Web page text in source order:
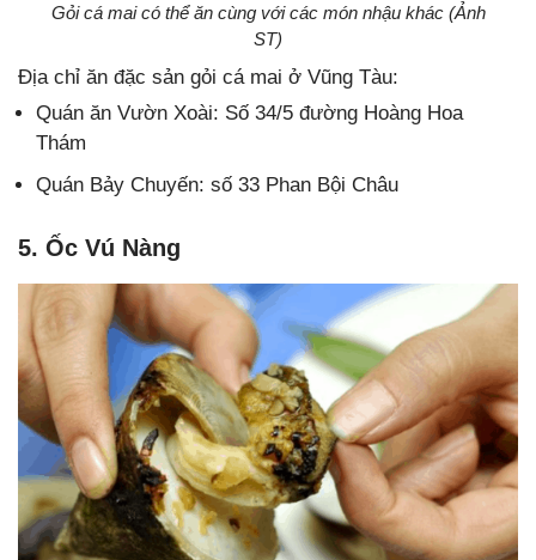
Gỏi cá mai có thể ăn cùng với các món nhậu khác (Ảnh
ST)
Địa chỉ ăn đặc sản gỏi cá mai ở Vũng Tàu:
Quán ăn Vườn Xoài: Số 34/5 đường Hoàng Hoa
Thám
Quán Bảy Chuyến: số 33 Phan Bội Châu
5. Ốc Vú Nàng